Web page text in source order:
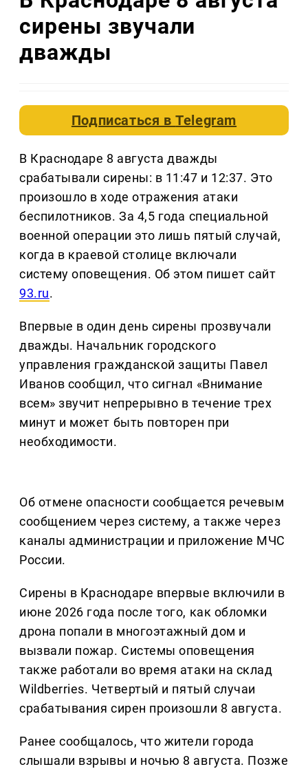
сирены звучали
дважды
Подписаться вTelegram
В Краснодаре 8 августа дважды
срабатывали сирены: в 11:47 и 12:37. Это
произошло в ходе отражения атаки
беспилотников. За 4,5 года специальной
военной операции это лишь пятый случай,
когда в краевой столице включали
систему оповещения. Об этом пишет сайт
93.ru.
Впервые в один день сирены прозвучали
дважды. Начальник городского
управления гражданской защиты Павел
Иванов сообщил, что сигнал «Внимание
всем» звучит непрерывно в течение трех
минут и может быть повторен при
необходимости.
Об отмене опасности сообщается речевым
сообщением через систему, а также через
каналы администрации и приложение МЧС
России.
Сирены в Краснодаре впервые включили в
июне 2026 года после того, как обломки
дрона попали в многоэтажный дом и
вызвали пожар. Системы оповещения
также работали во время атаки на склад
Wildberries. Четвертый и пятый случаи
срабатывания сирен произошли 8 августа.
Ранее сообщалось, что жители города
слышали взрывы и ночью 8 августа. Позже